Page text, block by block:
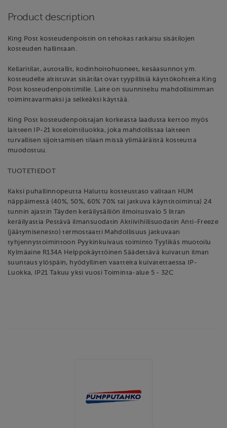
Product description
King Post kosteudenpoistin on tehokas ratkaisu sisätilojen
kosteuden hallintaan.
Kellaritilat, autotallit, kodinhoitohuoneet, kesäasunnot ym.
kosteudelle altistuvat sisätilat ovat tyypillisiä käyttökohteita King
Post kosteudenpoistimille. Laite on suunniteltu mahdollisimman
toimintavarmaksi ja selkeäksi käyttää.
King Post kosteudenpoistajan korkeasta laadusta kertoo myös
laitteen IP-21 kotelointiluokka, joka mahdollistaa laitteen
turvallisen sijoittamisen tilaan missä ylimääräistä kosteutta
muodostuu.
TUOTETIEDOT
Kaksi puhallinnopeutta Haluttu kosteustaso valitaan HUM
näppäimestä (40%, 50%, 60% 70% tai jatkuva käyntitoiminta) 24
tunnin ajastin Täyden keräilysäiliön ilmoitusvalo 5 litran
keräilyastia Pestävä ilmansuodatin Aktiivihiilisuodatin Anti-Freeze
(jäätymisenesto) termostaatti Mahdollisuus jatkuvaan
tyhjennystoimintoon Pyykinkuivaus toiminto Tyylikäs muotoilu
Kylmäaine R134A Helppokäyttöinen Säädettävä kuivatun ilman
suuntaus ylöspäin, hyödyllinen vaatteita kuivatettaessa IP-
Luokka, IP21 Takuu yksi vuosi Toiminta-alue 5 - 32C